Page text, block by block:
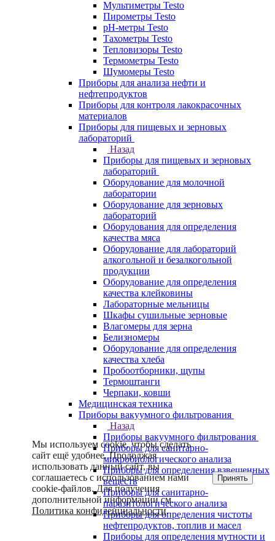
Мультиметры Testo
Пирометры Testo
pH-метры Testo
Тахометры Testo
Тепловизоры Testo
Термометры Testo
Шумомеры Testo
Приборы для анализа нефти и
нефтепродуктов
Приборы для контроля лакокрасочных
материалов
Приборы для пищевых и зерновых
лабораторий
Назад
Приборы для пищевых и зерновых
лабораторий
Оборудование для молочной
лаборатории
Оборудование для зерновых
лабораторий
Оборудования для определения
качества мяса
Оборудование для лабораторий
алкогольной и безалкогольной
продукции
Оборудование для определения
качества клейковины
Лабораторные мельницы
Шкафы сушильные зерновые
Влагомеры для зерна
Белизномеры
Оборудование для определения
качества хлеба
Пробоотборники, щупы
Термоштанги
Черпаки, ковши
Медицинская техника
Приборы вакуумного фильтрования
Назад
Приборы вакуумного фильтрования
Приборы для санитарно-
микробиологического анализа
Приборы для определения взвешенных
веществ
Приборы для санитарно-
паразитологического анализа
Приборы для определения чистоты
нефтепродуктов, топлив и масел
Приборы для определения мутности и
Мы используем cookie, чтобы сделать
сайт ещё удобнее. Продолжая
использовать данный сайт, вы
соглашаетесь с использованием нами
cookie-файлов. Для получения
дополнительной информации см.
Политика конфиденциальности.
Принять